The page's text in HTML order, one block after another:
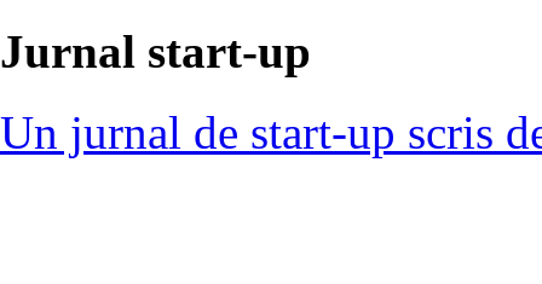
Jurnal start-up
Un jurnal de start-up scris